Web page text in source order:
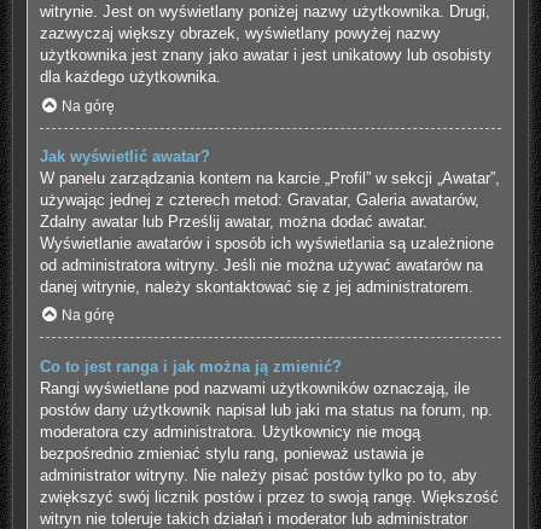
witrynie. Jest on wyświetlany poniżej nazwy użytkownika. Drugi,
zazwyczaj większy obrazek, wyświetlany powyżej nazwy
użytkownika jest znany jako awatar i jest unikatowy lub osobisty
dla każdego użytkownika.
Na górę
Jak wyświetlić awatar?
W panelu zarządzania kontem na karcie „Profil” w sekcji „Awatar”,
używając jednej z czterech metod: Gravatar, Galeria awatarów,
Zdalny awatar lub Prześlij awatar, można dodać awatar.
Wyświetlanie awatarów i sposób ich wyświetlania są uzależnione
od administratora witryny. Jeśli nie można używać awatarów na
danej witrynie, należy skontaktować się z jej administratorem.
Na górę
Co to jest ranga i jak można ją zmienić?
Rangi wyświetlane pod nazwami użytkowników oznaczają, ile
postów dany użytkownik napisał lub jaki ma status na forum, np.
moderatora czy administratora. Użytkownicy nie mogą
bezpośrednio zmieniać stylu rang, ponieważ ustawia je
administrator witryny. Nie należy pisać postów tylko po to, aby
zwiększyć swój licznik postów i przez to swoją rangę. Większość
witryn nie toleruje takich działań i moderator lub administrator